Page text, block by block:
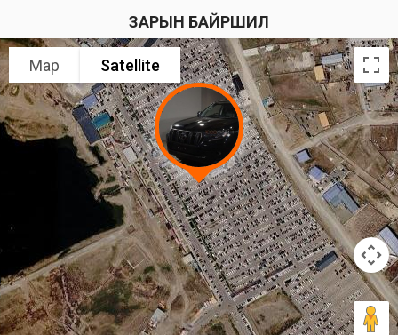
ЗАРЫН БАЙРШИЛ
Map Satellite